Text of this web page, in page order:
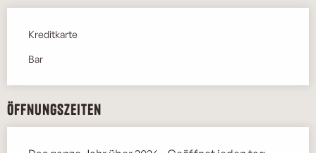
Kreditkarte
Bar
Öffnungszeiten